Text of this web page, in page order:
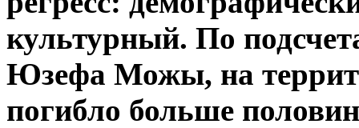
культурный. По
Юзефа Можы, на
погибло больше